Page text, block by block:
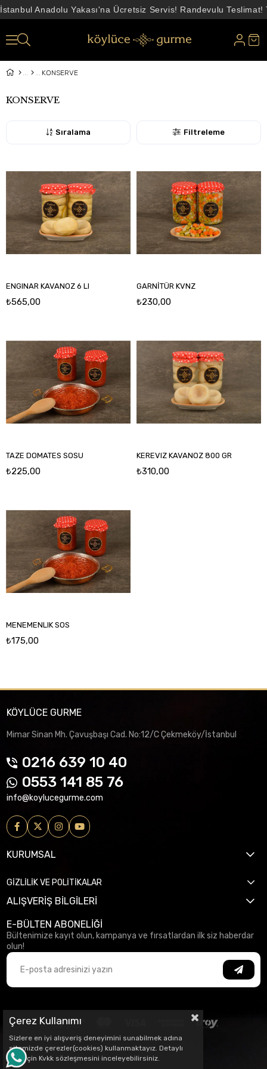
İstanbul Anadolu Yakası'na Ücretsiz Servis! Randevulu
KONSERVE
KONSERVE
Filtreleme
Sıralama
ENGINAR KAVANOZ 6 LI
₺565,00
GARNİTÜR KVNZ
₺230,00
TAZE DOMATES SOSU
₺225,00
KEREVIZ KAVANOZ 800 GR
₺310,00
MENEMENLIK SOS
₺175,00
KÖYLÜCE GURME
Mimar Sinan Mh. Çavuşbaşı Cad. No:12/C Çekmeköy/İstanbul
0216 639 10 40
0553 141 85 76
info@koylucegurme.com
KURUMSAL
GİZLİLİK VE POLİTİKALAR
ALIŞVERİŞ BİLGİLERİ
E-BÜLTEN ABONELİĞİ
Bültenimize kayıt olun, kampanya ve fırsatlardan ilk siz haberdar
olun!
Çerez Kullanımı
Sizlere en iyi alışveriş deneyimini sunabilmek adına
sitemizde çerezler(cookies) kullanmaktayız. Detaylı
bilgi için Kvkk sözleşmesini inceleyebilirsiniz.